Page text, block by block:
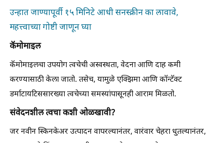
उन्हात जाण्यापूर्वी १५ मिनिटे आधी सनस्क्रीन का लावावे,
महत्त्वाच्या गोष्टी जाणून घ्या
कॅमोमाइल
कॅमोमाइलचा उपयोग त्वचेची अस्वस्थता, वेदना आणि दाह कमी
करण्यासाठी केला जातो. तसेच, यामुळे एक्झिमा आणि कॉन्टॅक्ट
डर्माटायटिससारख्या त्वचेच्या समस्यांपासूनही आराम मिळतो.
संवेदनशील त्वचा कशी ओळखावी?
जर नवीन स्किनकेअर उत्पादन वापरल्यानंतर, वारंवार चेहरा धुतल्यानंतर,